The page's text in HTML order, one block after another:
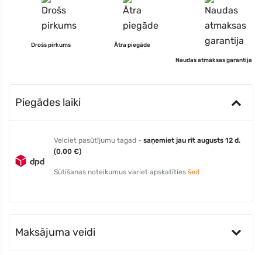
Drošs pirkums Ātra piegāde
Naudas atmaksas garantija
Piegādes laiki
Veiciet pasūtījumu tagad - saņemiet jau rīt augusts 12 d.
(0,00 €)
Sūtīšanas noteikumus variet apskatīties šeit
Maksājuma veidi